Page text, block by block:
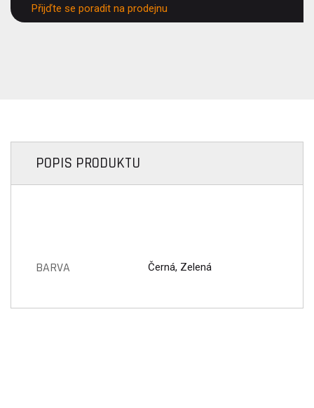
Přijďte se poradit na prodejnu
POPIS PRODUKTU
BARVA Černá, Zelená